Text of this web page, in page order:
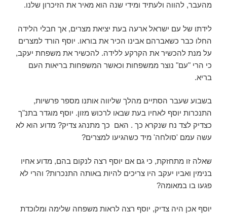
מהעבר, להווה ולעתיד ומידי שנה הוא מאיר את הזיכרון שלנו.
לידתו של עם ישראל ארעה בעת יציאת מצרים, אך חבלי הלידה
החלו כבר כשאברהם אבינו הכיר את בוראו. יוסף הורד למצרים
על מנת להכשיר את הקרקע ללידה. להכשיר את משפחת יעקב,
כי הרי "עם" נוצר ממשפחות וכאשר המשפחות בריאות העם
בריא.
בשבוע שעבר הסתיים מהלך שליווה אותנו מספר פרשיות,
התנכרות יוסף לאחיו בעת שבאו לרכוש מזון. יוסף מוגדר בתנ"ך
כצדיק לצד נח שנקרא כך . האם כך מתנהג צדיק? מדוע הוא לא
עשה עמם 'סולחה' מיד כשהגיעו למצרים?
שאלה זו מתחזקת, כי גם אם יוסף רצה לנקום בהם, מדוע אחיו
בנימין ואביו יעקב היו צריכים להיות באותה התנכרות? והרי לא
פגעו בו במאומה?
יוסף אכן היה צדיק, יוסף רצה לראות משפחה שלימה ומלוכדת